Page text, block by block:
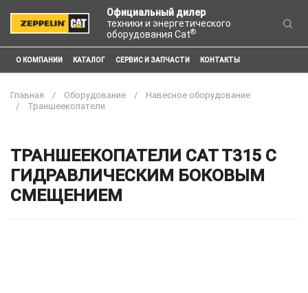
Официальный дилер
техники и энергетического
оборудования Cat®
О КОМПАНИИ КАТАЛОГ СЕРВИС И ЗАПЧАСТИ КОНТАКТЫ
Главная Оборудование
Навесное оборудование
Траншеекопатели
ТРАНШЕЕКОПАТЕЛИ CAT T315 С
ГИДРАВЛИЧЕСКИМ БОКОВЫМ
СМЕЩЕНИЕМ